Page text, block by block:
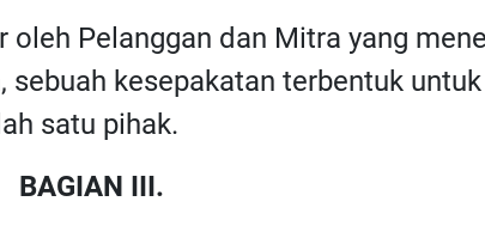
Pelanggan dan Mitra yang
kesepakatan terbentuk
satu pihak.
BAGIAN III.